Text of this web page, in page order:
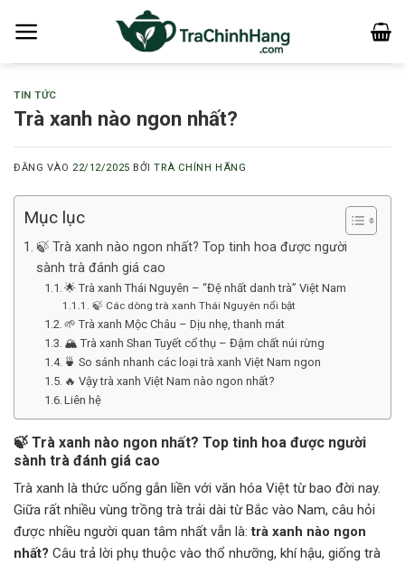
qua
TIN TỨC
Trà xanh nào ngon nhất?
ĐĂNG VÀO 22/12/2025 BỞITRÀ CHÍNH HÃNG
Mục lục
🍃 Trà xanh nào ngon nhất? Top tinh hoa được người
sành trà đánh giá cao
🌟 Trà xanh Thái Nguyên – “Đệ nhất danh trà” Việt Nam
🍃 Các dòng trà xanh Thái Nguyên nổi bật
🌱 Trà xanh Mộc Châu – Dịu nhẹ, thanh mát
🏔️ Trà xanh Shan Tuyết cổ thụ – Đậm chất núi rừng
🍵 So sánh nhanh các loại trà xanh Việt Nam ngon
🔥 Vậy trà xanh Việt Nam nào ngon nhất?
Liên hệ
🍃 Trà xanh nào ngon nhất? Top tinh hoa được người
sành trà đánh giá cao
Trà xanh là thức uống gắn liền với văn hóa Việt từ bao đời nay.
Giữa rất nhiều vùng trồng trà trải dài từ Bắc vào Nam, câu hỏi
được nhiều người quan tâm nhất vẫn là:trà xanh nào ngon
nhất? Câu trả lời phụ thuộc vào thổ nhưỡng, khí hậu, giống trà